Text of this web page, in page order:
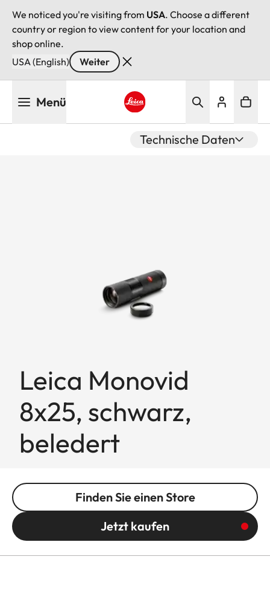
We noticed you're visiting from USA. Choose a different
country or region to view content for your location and
shop online.
USA (English)
Weiter
Menü
Technische Daten
Leica Monovid
8x25, schwarz,
beledert
Finden Sie einen Store
Jetzt kaufen